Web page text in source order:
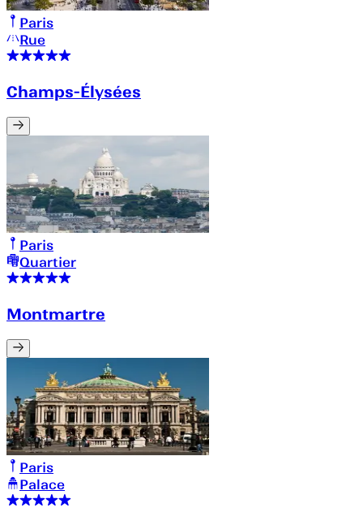
Paris
Rue
Champs-Élysées
Paris
Quartier
Montmartre
Paris
Palace